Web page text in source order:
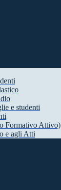
e studenti
Formativo Attivo)
e agli Atti